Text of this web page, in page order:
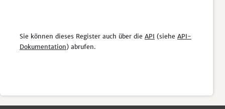
Sie können dieses Register auch über die API (siehe API-
Dokumentation) abrufen.